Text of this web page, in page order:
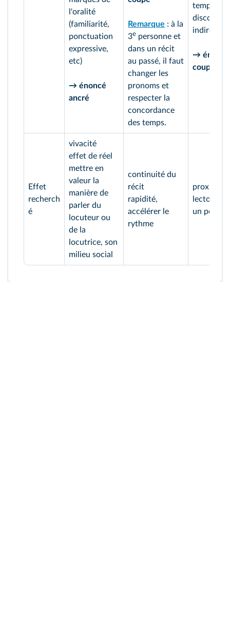
l'oralité
(familiarité,
ponctuation
expressive,
etc)
→ énoncé
ancré
Remarque : à la
3e personne et
dans un récit
au passé, il faut
changer les
pronoms et
respecter la
concordance
des temps.
temps du
discours
indirect
→ énoncé
coupé
Effet
recherch
é
vivacité
effet de réel
mettre en
valeur la
manière de
parler du
locuteur ou
de la
locutrice, son
milieu social
continuité du
récit
rapidité,
accélérer le
rythme
proximité
lectorat
un